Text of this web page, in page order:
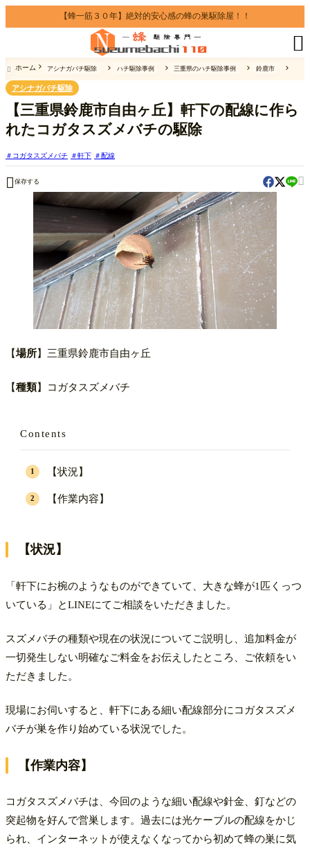
【蜂一筋３０年】絶対的安心感の蜂の巣駆除屋！！

 ホーム アシナガバチ駆除 ハチ駆除事例 三重県のハチ駆除事例 鈴鹿市
アシナガバチ駆除
【三重県鈴鹿市自由ヶ丘】軒下の配線に作ら
れたコガタスズメバチの駆除
コガタスズメバチ 軒下 配線
 保存する 
【場所】三重県鈴鹿市自由ヶ丘
【種類】コガタスズメバチ
Contents
【状況】
【作業内容】
【状況】
「軒下にお椀のようなものができていて、大きな蜂が1匹くっつ
いている」とLINEにてご相談をいただきました。
​スズメバチの種類や現在の状況についてご説明し、追加料金が
一切発生しない明確なご料金をお伝えしたところ、ご依頼をい
ただきました。
​現場にお伺いすると、軒下にある細い配線部分にコガタスズメ
バチが巣を作り始めている状況でした。
【作業内容】
コガタスズメバチは、今回のような細い配線や針金、釘などの
突起物を好んで営巣します。過去には光ケーブルの配線をかじ
られ、インターネットが使えなくなってから初めて蜂の巣に気